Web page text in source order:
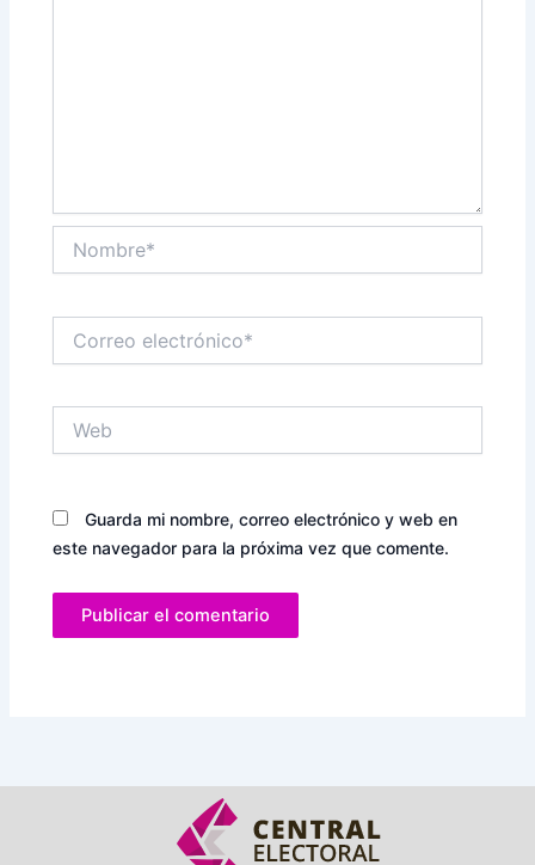
electrónico*
Guarda mi nombre, correo electrónico y web en
este navegador para la próxima vez que comente.